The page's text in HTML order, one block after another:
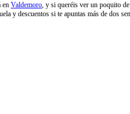
en Valdemoro, y si queréis ver un poquito
y descuentos si te apuntas más de dos